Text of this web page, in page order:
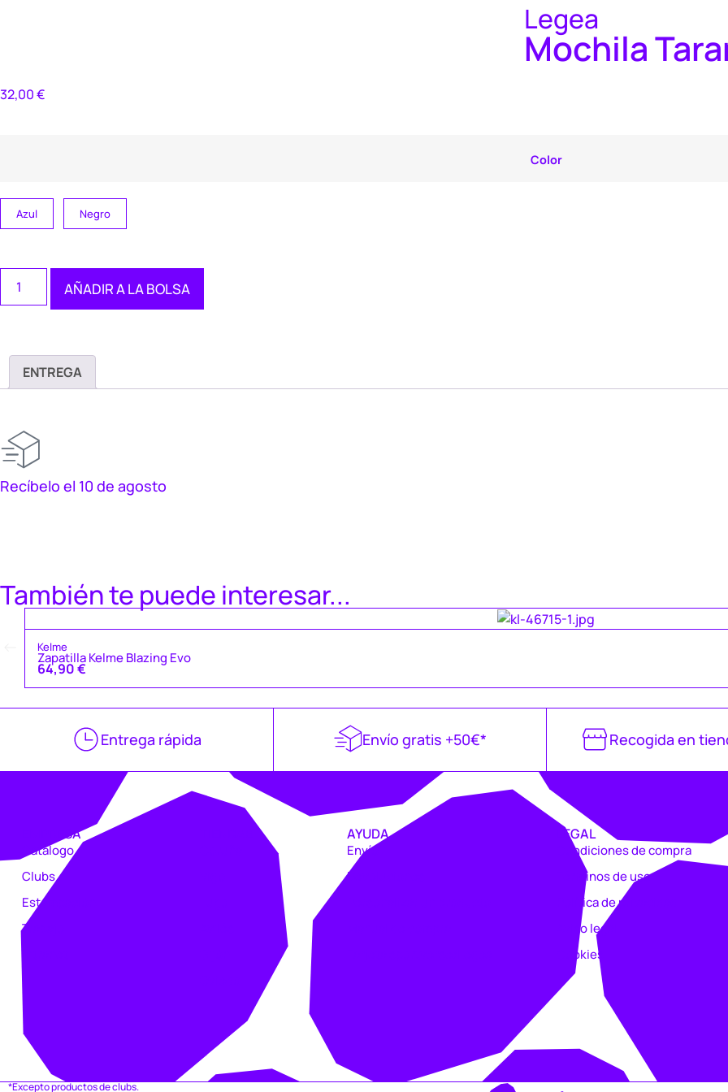
Legea
Mochila
32,00€
Color
Azul Negro
AÑADIR A LA BOLSA
ENTREGA
Recíbelo el 10 de agosto
También te puede interesar...
Kelme
Zapatilla Kelme Blazing Evo
64,90€
Entrega rápida Envío gratis +50€* Recogida en
EMPRESA
Catálogo
Clubs
Estampación
Trabajo
Intranet
AYUDA
Envío
Devoluciones
LEGAL
Condiciones de compra
Términos de uso
Política de privacidad
Aviso legal
Cookies
*Excepto productos de clubs.